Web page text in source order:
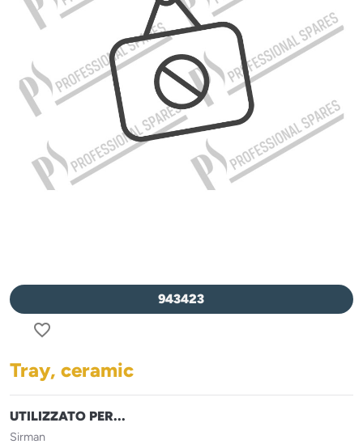
943423
favorite_border
Tray, ceramic
UTILIZZATO PER...
Sirman